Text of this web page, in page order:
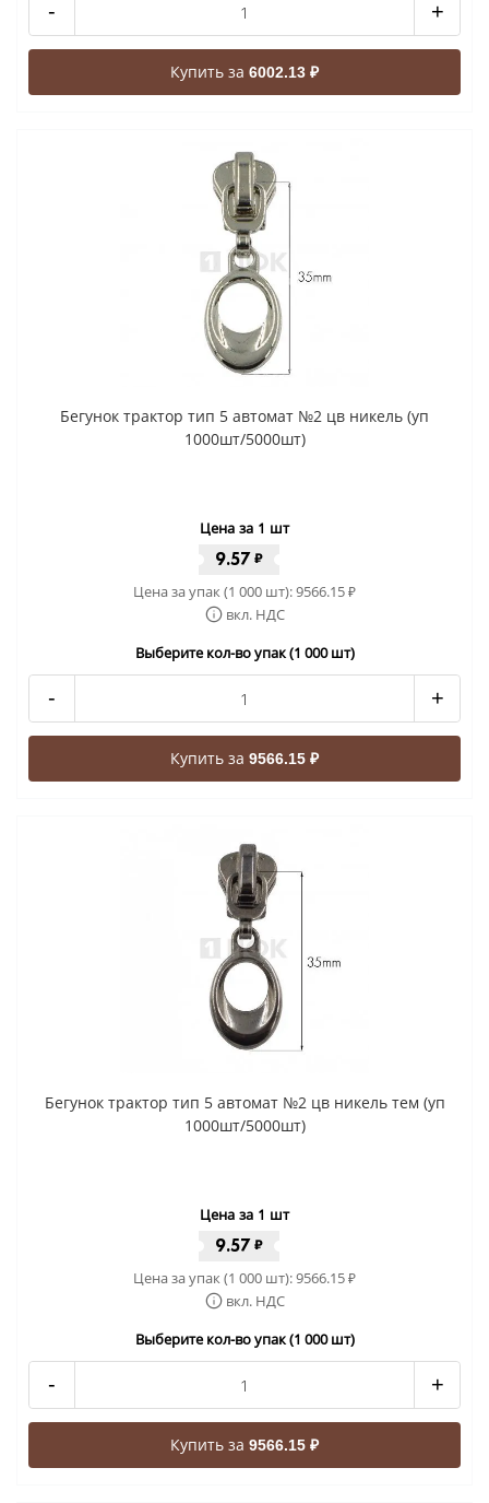
- +
Купить за 6002.13 ₽
Бегунок трактор тип 5 автомат №2 цв никель (уп
1000шт/5000шт)
Цена за 1 шт
9.57₽
Цена за упак (1 000 шт):9566.15₽
вкл. НДС
Выберите кол-во упак (1 000 шт)
- +
Купить за 9566.15 ₽
Бегунок трактор тип 5 автомат №2 цв никель тем (уп
1000шт/5000шт)
Цена за 1 шт
9.57₽
Цена за упак (1 000 шт):9566.15₽
вкл. НДС
Выберите кол-во упак (1 000 шт)
- +
Купить за 9566.15 ₽